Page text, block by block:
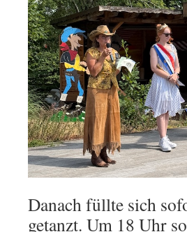
Danach füllte sich
getanzt. Um 18 Uhr